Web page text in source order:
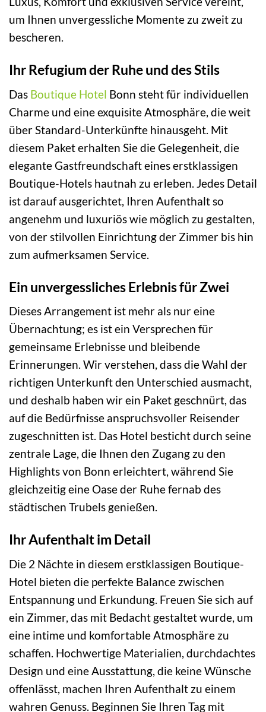
um Ihnen unvergessliche Momente zu zweit zu
bescheren.
Ihr Refugium der Ruhe und des Stils
Das Boutique Hotel Bonn steht für individuellen
Charme und eine exquisite Atmosphäre, die weit
über Standard-Unterkünfte hinausgeht. Mit
diesem Paket erhalten Sie die Gelegenheit, die
elegante Gastfreundschaft eines erstklassigen
Boutique-Hotels hautnah zu erleben. Jedes Detail
ist darauf ausgerichtet, Ihren Aufenthalt so
angenehm und luxuriös wie möglich zu gestalten,
von der stilvollen Einrichtung der Zimmer bis hin
zum aufmerksamen Service.
Ein unvergessliches Erlebnis für Zwei
Dieses Arrangement ist mehr als nur eine
Übernachtung; es ist ein Versprechen für
gemeinsame Erlebnisse und bleibende
Erinnerungen. Wir verstehen, dass die Wahl der
richtigen Unterkunft den Unterschied ausmacht,
und deshalb haben wir ein Paket geschnürt, das
auf die Bedürfnisse anspruchsvoller Reisender
zugeschnitten ist. Das Hotel besticht durch seine
zentrale Lage, die Ihnen den Zugang zu den
Highlights von Bonn erleichtert, während Sie
gleichzeitig eine Oase der Ruhe fernab des
städtischen Trubels genießen.
Ihr Aufenthalt im Detail
Die 2 Nächte in diesem erstklassigen Boutique-
Hotel bieten die perfekte Balance zwischen
Entspannung und Erkundung. Freuen Sie sich auf
ein Zimmer, das mit Bedacht gestaltet wurde, um
eine intime und komfortable Atmosphäre zu
schaffen. Hochwertige Materialien, durchdachtes
Design und eine Ausstattung, die keine Wünsche
offenlässt, machen Ihren Aufenthalt zu einem
wahren Genuss. Beginnen Sie Ihren Tag mit